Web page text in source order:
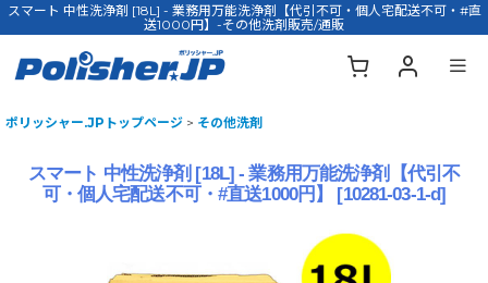
スマート 中性洗浄剤 [18L] - 業務用万能洗浄剤【代引不可・個人宅配送不可・#直
送1000円】-その他洗剤販売/通販
ポリッシャー.JPトップページ > その他洗剤
スマート 中性洗浄剤 [18L] - 業務用万能洗浄剤【代引不
可・個人宅配送不可・#直送1000円】
[10281-03-1-d]